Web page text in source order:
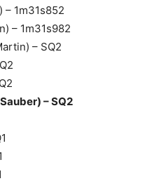
– 1m31s852
– 1m31s982
– SQ2
– SQ2